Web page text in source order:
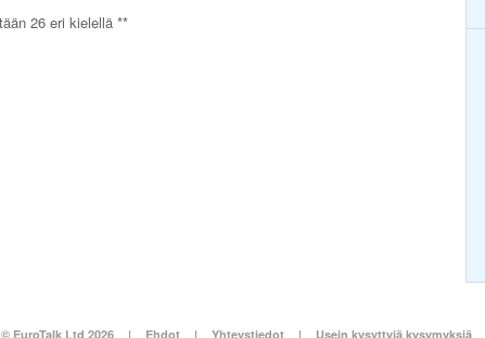
26 eri kielellä **
© EuroTalk Ltd 2026 | Ehdot | Yhteystiedot | Usein kysyttyjä kysymyksiä